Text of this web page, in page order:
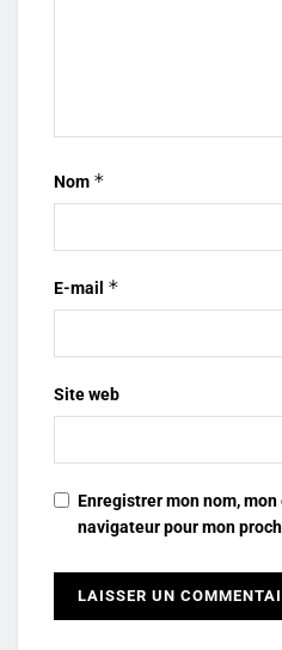
Nom *
E-mail *
Site web
Enregistrer mon nom,
navigateur pour mon